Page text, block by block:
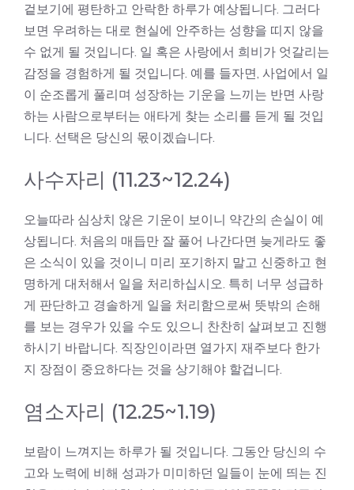
겉보기에 평탄하고 안락한 하루가 예상됩니다. 그러다
보면 우려하는 대로 현실에 안주하는 성향을 띠지 않을
수 없게 될 것입니다. 일 혹은 사랑에서 희비가 엇갈리는
감정을 경험하게 될 것입니다. 예를 들자면, 사업에서 일
이 순조롭게 풀리며 성장하는 기운을 느끼는 반면 사랑
하는 사람으로부터는 애타게 찾는 소리를 듣게 될 것입
니다. 선택은 당신의 몫이겠습니다.
사수자리 (11.23~12.24)
오늘따라 심상치 않은 기운이 보이니 약간의 손실이 예
상됩니다. 처음의 매듭만 잘 풀어 나간다면 늦게라도 좋
은 소식이 있을 것이니 미리 포기하지 말고 신중하고 현
명하게 대처해서 일을 처리하십시오. 특히 너무 성급하
게 판단하고 경솔하게 일을 처리함으로써 뜻밖의 손해
를 보는 경우가 있을 수도 있으니 찬찬히 살펴보고 진행
하시기 바랍니다. 직장인이라면 열가지 재주보다 한가
지 장점이 중요하다는 것을 상기해야 할겁니다.
염소자리 (12.25~1.19)
보람이 느껴지는 하루가 될 것입니다. 그동안 당신의 수
고와 노력에 비해 성과가 미미하던 일들이 눈에 띄는 진